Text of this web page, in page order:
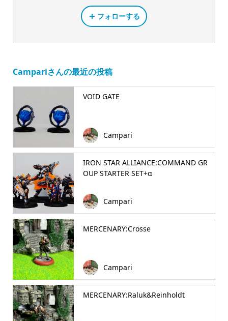
フォローする
Campariさんの最近の投稿
VOID GATE
Campari
IRON STAR ALLIANCE:COMMAND GR
OUP STARTER SET+α
Campari
MERCENARY:Crosse
Campari
MERCENARY:Raluk&Reinholdt